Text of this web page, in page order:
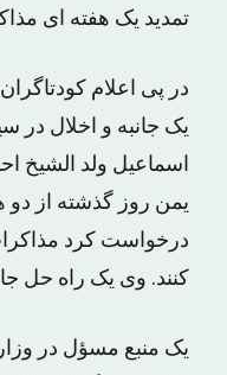
تمدید یک هفته ای
در پی اعلام
یک جانبه و اخلال در
اسماعیل ولد الشیخ
یمن روز گذشته از
درخواست کرد
کنند. وی یک راه حل
یک منبع مسؤل در